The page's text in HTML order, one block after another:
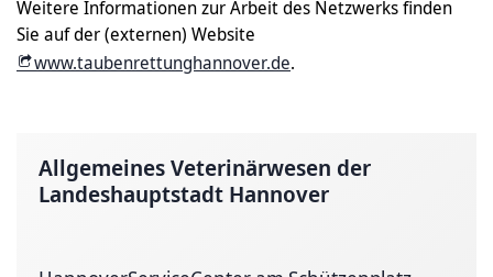
Weitere Informationen zur Arbeit des Netzwerks finden
Sie auf der (externen) Website
www.taubenrettunghannover.de.
Allgemeines Veterinärwesen der
Landeshauptstadt Hannover